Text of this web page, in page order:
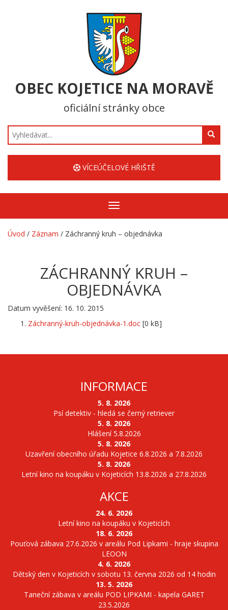
OBEC KOJETICE NA MORAVĚ
oficiální stránky obce
Hledat
VÍCEÚČELOVÉ HŘIŠTĚ
Zobrazit/skrýt
navigaci
Úvod / Záznam / Záchranný kruh – objednávka
ZÁCHRANNÝ KRUH –
OBJEDNÁVKA
Datum vyvěšení: 16. 10. 2015
Záchranný-kruh-objednávka-1.doc [0 kB]
INFORMACE
5. 8. 2026
Psí detektiv - hledá se černý retriever
5. 8. 2026
Hlášení 5.8.2026
5. 8. 2026
Uzavření obecního úřadu Kojetice 6.8.2026 a 7.8.2026
5. 8. 2026
Letní kino na koupáku v Kojeticích 13.8.2026 a 27.8.2026
AKCE
24. 6. 2026
Letní kino na koupáku v Kojeticích
18. 6. 2026
Pouťová zábava 27.6.2026 v areálu Pod Lipkami - hraje skupina
LEOON
4. 6. 2026
Dětský den v Kojeticích v sobotu 13. června 2026 od 14 hodin
13. 5. 2026
Taneční zábava v areálu POD LIPKAMI - kapela GARET
23.5.2026